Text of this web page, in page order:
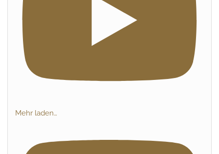
Mehr laden…